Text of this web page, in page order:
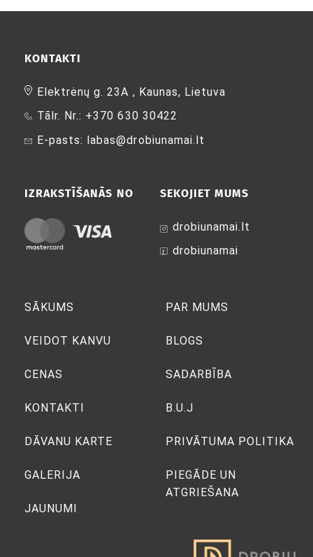
SĀKUMS
VEIDOT KANVU
CENAS
KONTAKTI
DĀVANU KARTE
GALERIJA
JAUNUMI
PAR MUMS
BLOGS
SADARBĪBA
B.U.J
PRIVĀTUMA POLITIKA
PIEGĀDE UN
ATGRIEŠANA
SEKOJIET MUMS
drobiunamai.lt
drobiunamai
IZRAKSTĪŠANĀS NO
KONTAKTI
Elektrėnų g. 23A , Kaunas, Lietuva
Tālr. Nr.: +370 630 30422
E-pasts: labas@drobiunamai.lt